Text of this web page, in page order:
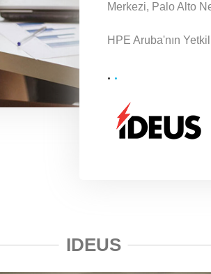
Merkezi, Palo Alto
HPE Aruba'nın
. .
IDEUS